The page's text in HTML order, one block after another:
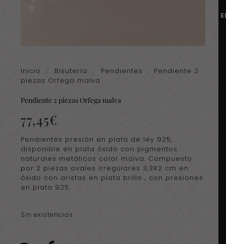
Inicio Bisutería Pendientes
Pendiente 2
piezas Orfega malva
Pendiente 2 piezas Orfega malva
77,45€
Pendientes presión en plata de ley 925,
disponible en plata óxido con pigmentos
naturales metálicos color malva. Compuesto
por 2 piezas ovales irregulares 3,3X2 cm en
óxido con aristas en plata brillo , con presiones
en plata 925.
Sin existencias